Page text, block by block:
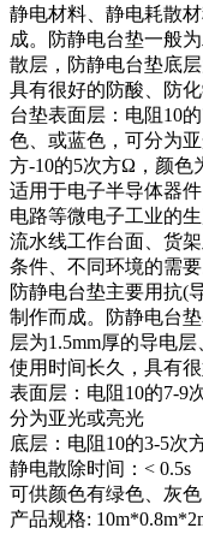
静电材料、静电耗散
成。防静电台垫一般
散层，防静电台垫底
具有很好的防酸、防
台垫表面层：电阻10
色、或蓝色，可分为
方-10的5次方Ω，颜色
适用于电子半导体器
电路等微电子工业的
流水线工作台面、货
条件、不同环境的需要
防静电台垫主要用抗(
制作而成。防静电台
层为1.5mm厚的导电
使用时间长久，具有
表面层：电阻10的7-9
分为亚光或亮光
底层：电阻10的3-5次
静电散除时间：< 0.5s
可供颜色有绿色、灰
产品规格: